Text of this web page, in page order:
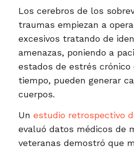
Los cerebros de los
traumas empiezan a
excesivos tratando de
amenazas, poniendo a
estados de estrés crónico
tiempo, pueden generar
cuerpos.
Un estudio retrospectivo
evaluó datos médicos de
veteranas demostró que